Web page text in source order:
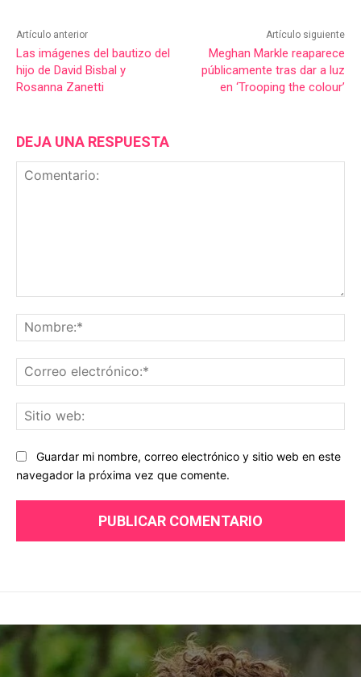
Artículo anterior
Las imágenes del bautizo del
hijo de David Bisbal y
Rosanna Zanetti
Artículo siguiente
Meghan Markle reaparece
públicamente tras dar a luz
en ‘Trooping the colour’
DEJA UNA RESPUESTA
Guardar mi nombre, correo electrónico y sitio web en este
navegador la próxima vez que comente.